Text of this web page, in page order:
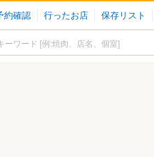
約確認 行ったお店 保存リスト